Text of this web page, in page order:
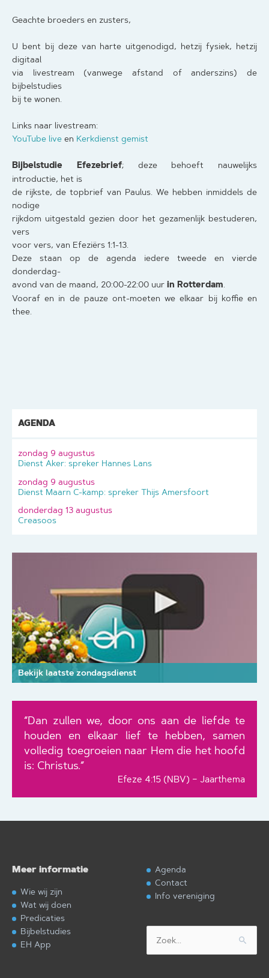
Geachte broeders en zusters,
U bent bij deze van harte uitgenodigd, hetzij fysiek, hetzij
digitaal
via livestream (vanwege afstand of anderszins) de
bijbelstudies
bij te wonen.
Links naar livestream:
YouTube live en Kerkdienst gemist
Bijbelstudie Efezebrief; deze behoeft nauwelijks
introductie, het is
de rijkste, de topbrief van Paulus. We hebben inmiddels de
nodige
rijkdom uitgestald gezien door het gezamenlijk bestuderen,
vers
voor vers, van Efeziërs 1:1-13.
Deze staan op de agenda iedere tweede en vierde
donderdag-
avond van de maand, 20:00-22:00 uur in Rotterdam.
Vooraf en in de pauze ont-moeten we elkaar bij koffie en
thee.
AGENDA
zondag 9 augustus
Dienst Aker: spreker Hannes Lans
zondag 9 augustus
Dienst Maarn C-kamp: spreker Thijs Amersfoort
donderdag 13 augustus
Creasoos
Bekijk laatste zondagsdienst
“Dan zullen we, door ons aan de liefde te
houden en elkaar lief te hebben, samen
volledig toegroeien naar Hem die het hoofd
is: Christus.”
Efeze 4:15 (NBV) – Jaarthema
Meer informatie
Wie wij zijn
Wat wij doen
Predicaties
Bijbelstudies
EH App
Agenda
Contact
Info vereniging
naar: